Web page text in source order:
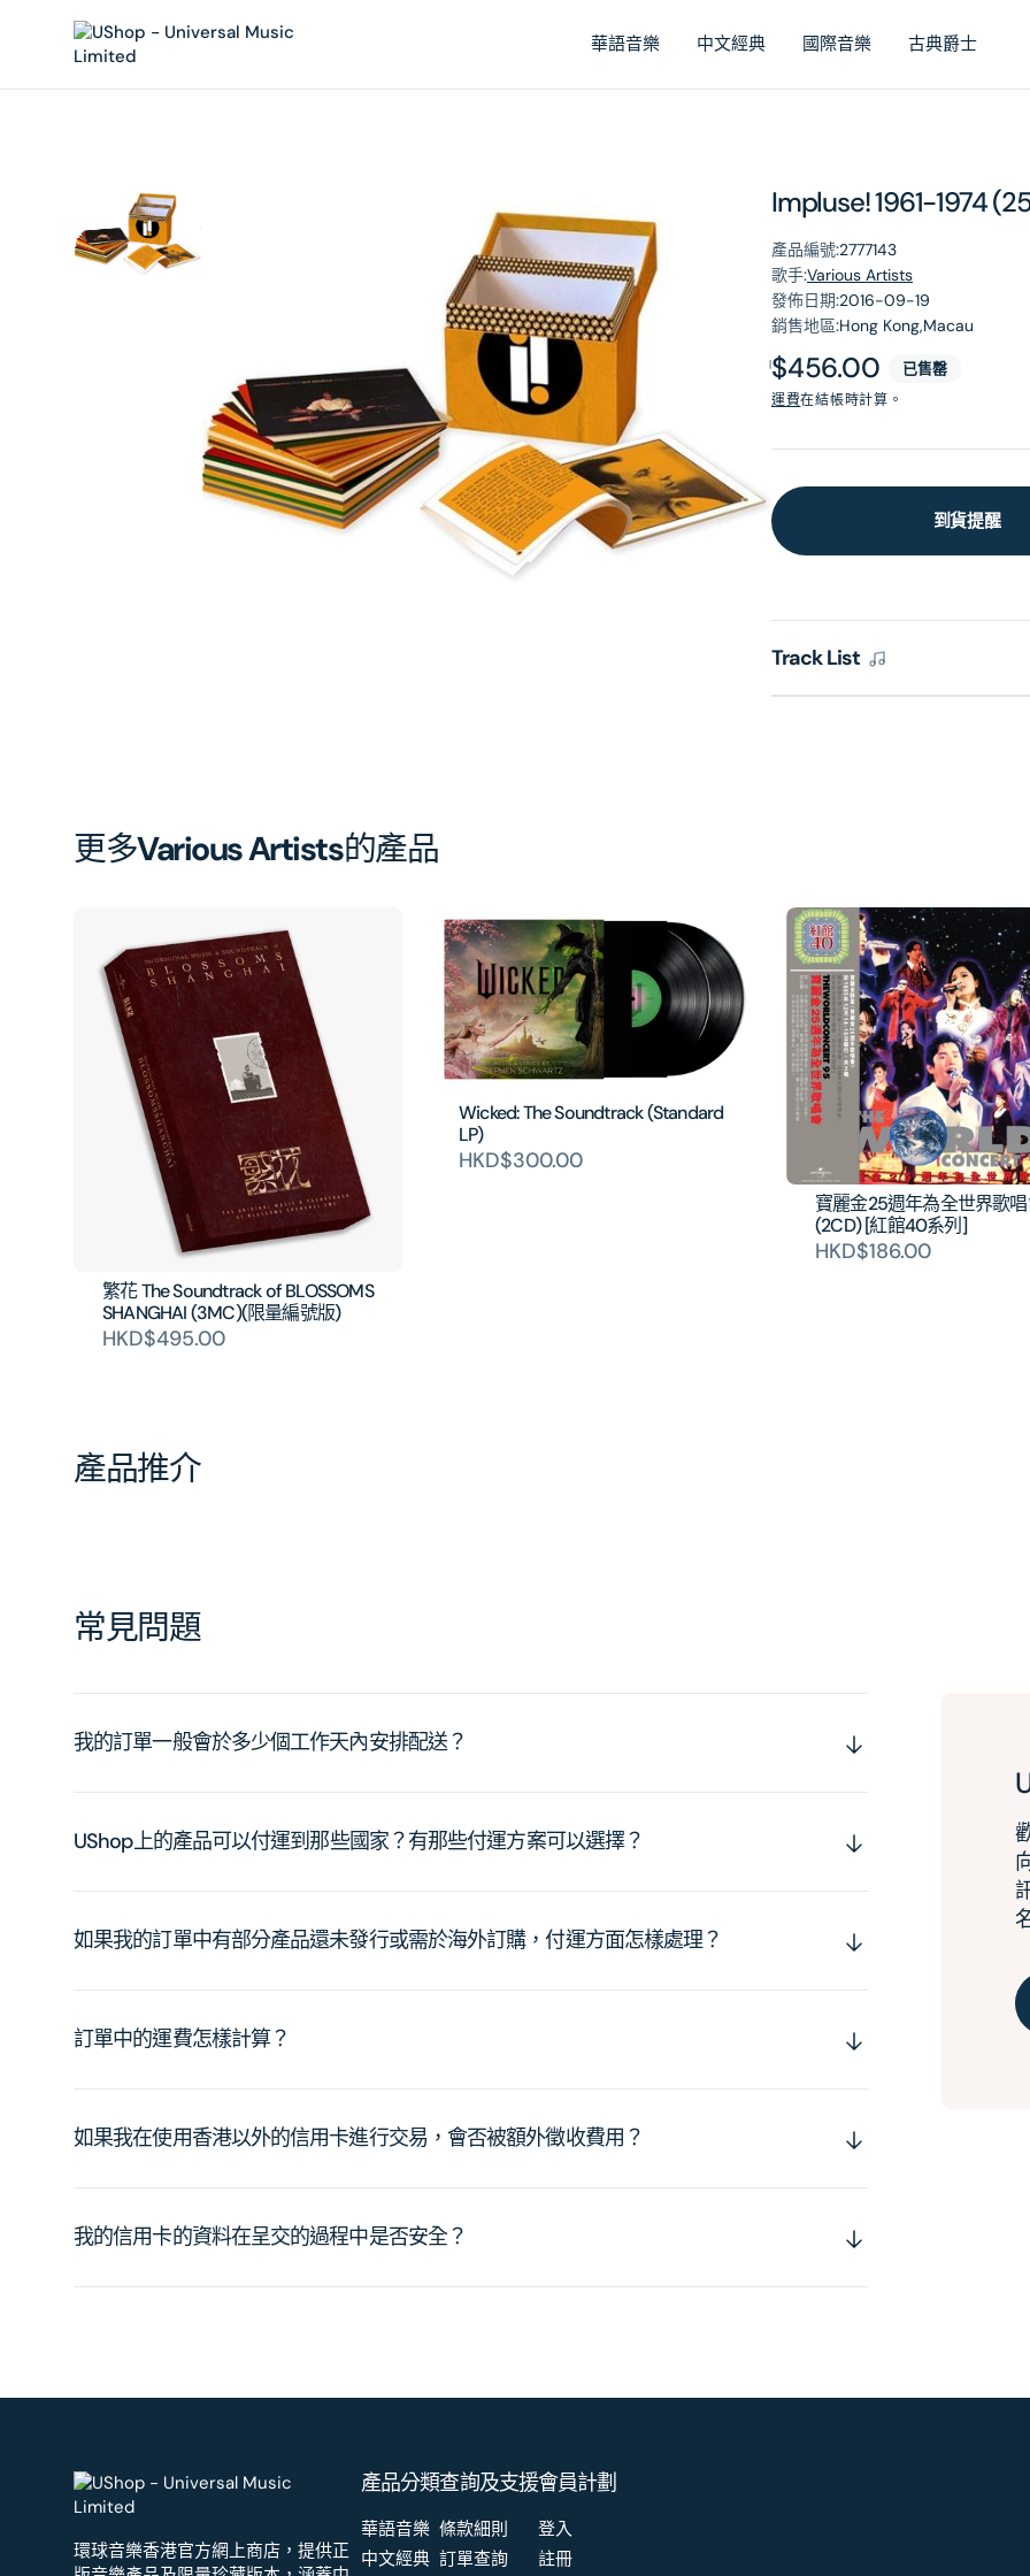
華語音樂 中文經典 國際音樂 古典爵士
Impluse! 1961-1974
產品編號:2777143
歌手:Various Artists
發佈日期:2016-09-19
銷售地區:Hong Kong,Macau
原
價
$456.00 已售罄
運費在結帳時計算。
到貨提醒
Track List
在
相
簿
中
開
啟
更多Various Artists的產品
繁花 The Soundtrack of BLOSSOMS
SHANGHAI (3MC)(限量編號版)
HKD$495.00
Wicked: The Soundtrack (Standard
LP)
HKD$300.00
寶麗金25週年為全世界歌
(2CD) [紅館40系列]
HKD$186.00
產品推介
常見問題
我的訂單一般會於多少個工作天內安排配送？
UShop上的產品可以付運到那些國家？有那些付運方案可以選擇？
如果我的訂單中有部分產品還未發行或需於海外訂購，付運方面怎樣處理？
訂單中的運費怎樣計算？
如果我在使用香港以外的信用卡進行交易，會否被額外徵收費用？
我的信用卡的資料在呈交的過程中是否安全？
環球音樂香港官方網上商店，提供正
產品分類
華語音樂
中文經典
查詢及支援
條款細則
訂單查詢
會員計劃
登入
註冊